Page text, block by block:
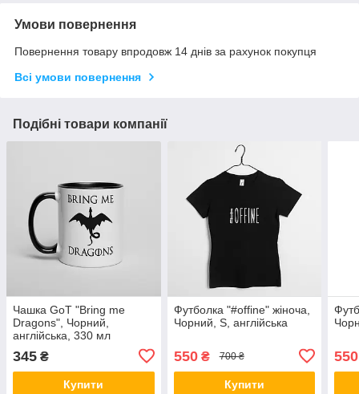
Умови повернення
Повернення товару впродовж 14 днів за рахунок покупця
Всі умови повернення
Подібні товари компанії
Чашка GoT "Bring me
Dragons", Чорний,
англійська, 330 мл
345 ₴
Купити
Футболка "#offine" жіноча,
Чорний, S, англійська
550₴ 700 ₴
Купити
550